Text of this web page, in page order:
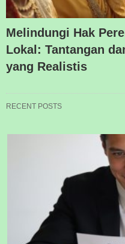
Melindungi Hak
Lokal: Tantangan
yang Realistis
RECENT POSTS